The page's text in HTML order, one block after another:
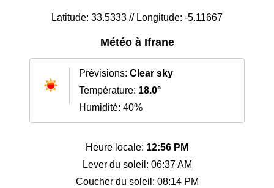
Latitude: 33.5333 // Longitude: -5.11667
Météo à Ifrane
Prévisions: Clear sky
Température: 18.0°
Humidité: 40%
Heure locale: 12:56 PM
Lever du soleil: 06:37 AM
Coucher du soleil: 08:14 PM